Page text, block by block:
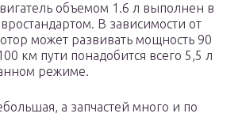
объемом 1.6 л выполнен в
В зависимости от
может развивать мощность 90
км пути понадобится всего 5,5 л
режиме.
а запчастей много и по